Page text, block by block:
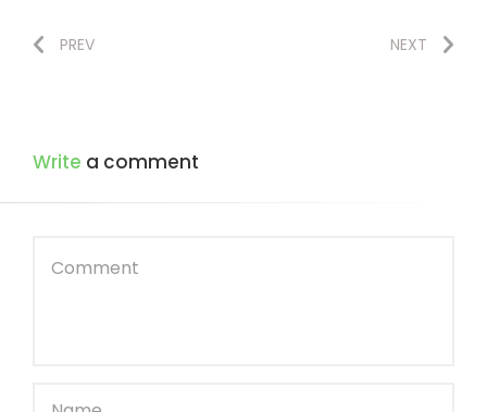
PREV NEXT
Write a comment